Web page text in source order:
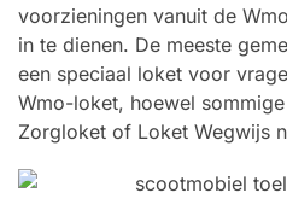
voorzieningen vanuit de
in te dienen. De meeste
een speciaal loket voor
Wmo-loket, hoewel
Zorgloket of Loket Wegwijs